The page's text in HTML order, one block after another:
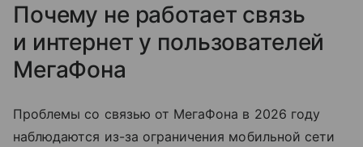
Почему не работает связь
и интернет у пользователей
МегаФона
Проблемы со связью от МегаФона в 2026 году
наблюдаются из-за ограничения мобильной сети